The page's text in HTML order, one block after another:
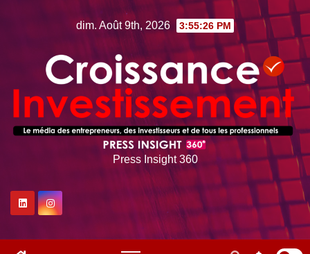
dim. Août 9th, 2026 3:55:27 PM
Press Insight 360